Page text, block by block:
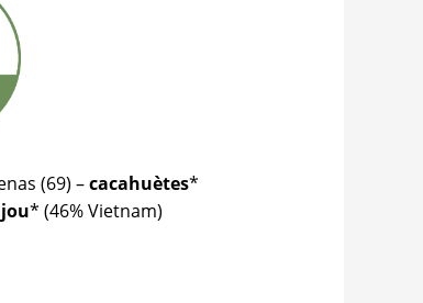
(69) –cacahuètes*
* (46% Vietnam)